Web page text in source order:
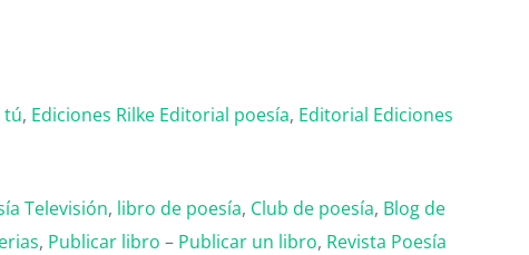
tú, Ediciones Rilke Editorial poesía, Editorial Ediciones
Televisión, libro de poesía, Club de poesía, Blog de
, Publicar libro – Publicar un libro, Revista Poesía